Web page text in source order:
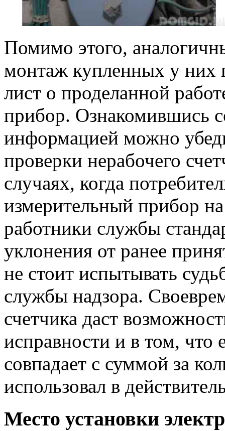
Помимо этого,
монтаж купленных у них
лист о проделанной
прибор. Ознакомившись
информацией можно
проверки нерабочего
случаях, когда
измерительный прибор
работники службы
уклонения от ранее
не стоит испытывать
службы надзора.
счетчика даст
исправности и в том, что
совпадает с суммой за
использовал в
Место установки